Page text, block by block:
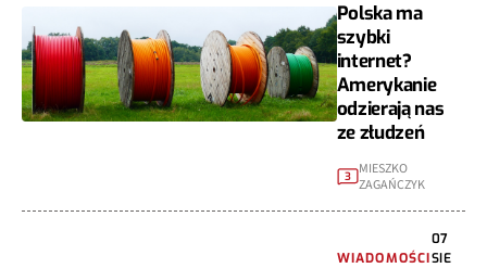
Polska ma
szybki
internet?
Amerykanie
odzierają nas
ze złudzeń
3 MIESZKO
ZAGAŃCZYK
WIADOMOŚCI
07
SIE